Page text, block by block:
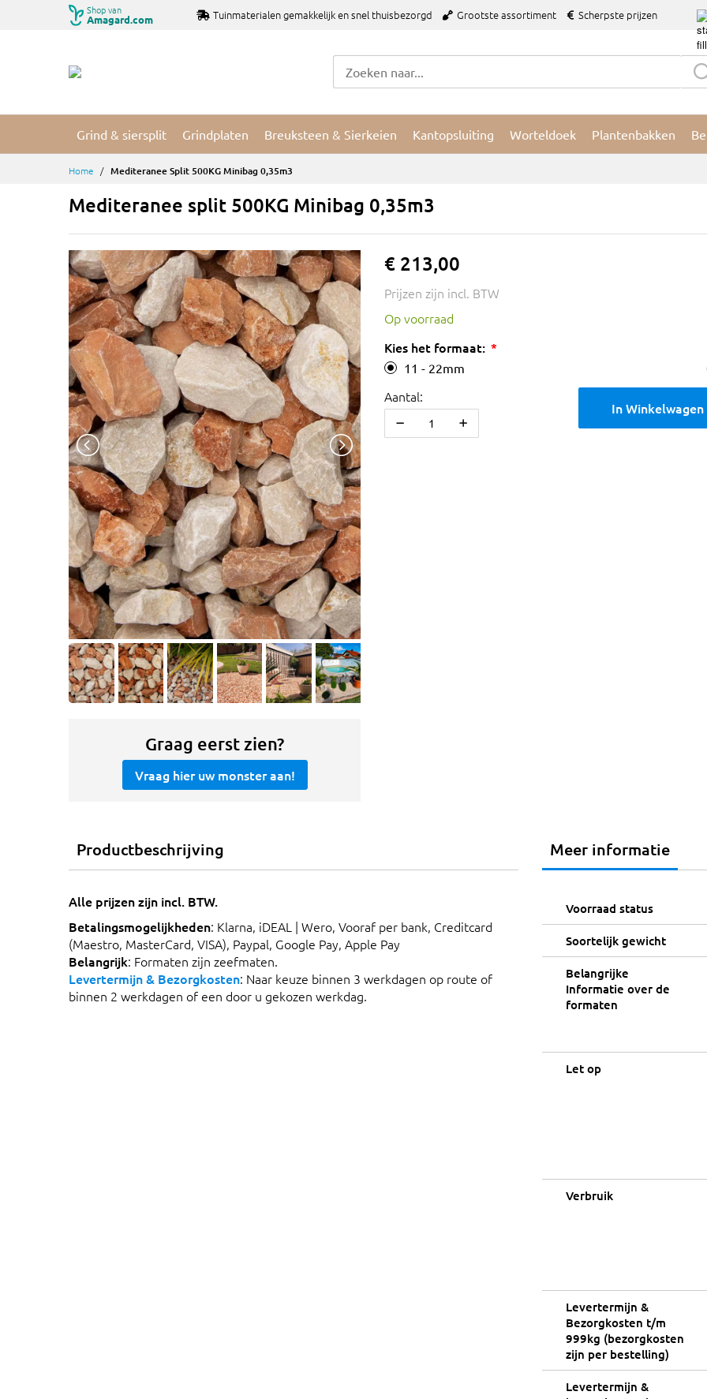
Shop van
Amagard.com Tuinmaterialen gemakkelijk en snel thuisbezorgd Grootste assortiment Scherpste prijzen
Grind & siersplit Grindplaten Breuksteen & Sierkeien Kantopsluiting Worteldoek Plantenbakken
Home Mediteranee Split 500KG Minibag 0,35m3
Mediteranee split 500KG Minibag 0,35m3
Graag eerst zien?
Vraag hier uw monster aan!
€ 213,00
Prijzen zijn incl. BTW
Op voorraad
Kies het formaat:
11 - 22mm
Aantal:
In Winkelwagen
Productbeschrijving
Alle prijzen zijn incl. BTW.
Betalingsmogelijkheden: Klarna, iDEAL | Wero, Vooraf per bank, Creditcard
(Maestro, MasterCard, VISA), Paypal, Google Pay, Apple Pay
Belangrijk: Formaten zijn zeefmaten.
Levertermijn & Bezorgkosten: Naar keuze binnen 3 werkdagen op route of
binnen 2 werkdagen of een door u gekozen werkdag.
Meer informatie
Voorraad status
Soortelijk gewicht
Belangrijke
Informatie over de
formaten
Let op
Verbruik
Levertermijn &
Bezorgkosten t/m
999kg (bezorgkosten
zijn per bestelling)
Levertermijn &